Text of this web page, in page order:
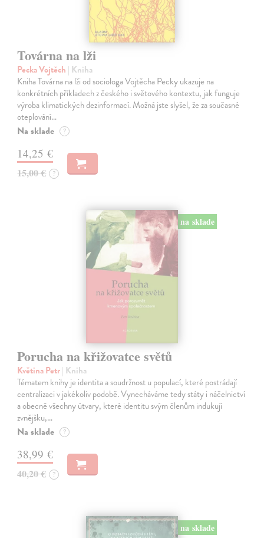
Továrna na lži
Pecka Vojtěch | Kniha
Kniha Továrna na lži od sociologa Vojtěcha Pecky ukazuje na
konkrétních příkladech z českého i světového kontextu, jak funguje
výroba klimatických dezinformací. Možná jste slyšel, že za současné
oteplování…
Na sklade ?
14,25 €
15,00 € ?
na sklade
Porucha na křižovatce světů
Květina Petr| Kniha
Tématem knihy je identita a soudržnost u populací, které postrádají
centralizaci v jakékoliv podobě. Vynecháváme tedy státy i náčelnictví
a obecně všechny útvary, které identitu svým členům indukují
zvnějšku,…
Na sklade ?
38,99 €
40,20 € ?
na sklade